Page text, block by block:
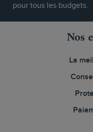
pour tous les budgets.
Nos
La